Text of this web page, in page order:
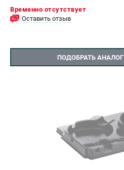
Временно отсутствует
Оставить отзыв
ПОДОБРАТЬ АНАЛОГ